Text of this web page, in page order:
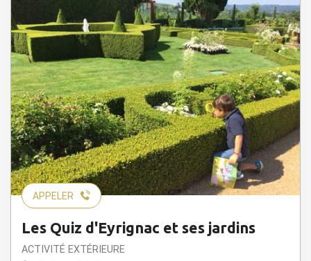
APPELER
Les Quiz d'Eyrignac et ses jardins
ACTIVITÉ EXTÉRIEURE